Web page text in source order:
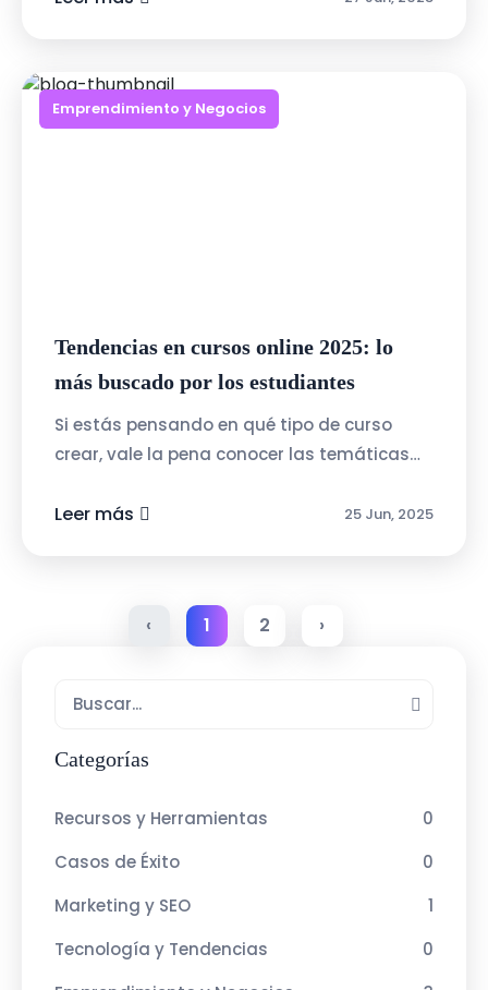
Emprendimiento y Negocios
Tendencias en cursos online 2025: lo
más buscado por los estudiantes
Si estás pensando en qué tipo de curso
crear, vale la pena conocer las temáticas
están priorizando:Inteligencia Artific...
Leer más 25 Jun, 2025
‹ 1 2 ›
Categorías
Recursos y Herramientas
0
Casos de Éxito
0
Marketing y SEO
1
Tecnología y Tendencias
0